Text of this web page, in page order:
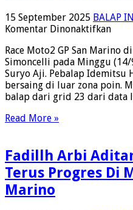
15 September 2025 BALAP
Komentar Dinonaktifkanpada
Ke
24
GP
Ini
Race Moto2 GP San Marino
Simoncelli pada Minggu
Suryo Aji. Pebalap Idemitsu
bersaing di luar zona poin.
balap dari grid 23 dari data
Read More »
Fadillh Arbi
Terus Progres Di
Marino